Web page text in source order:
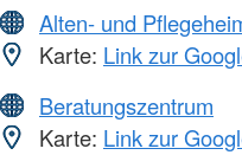
Alten- und
Karte: Link zur
Beratungszentrum
Karte: Link zur